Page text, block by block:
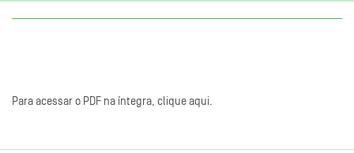
Para acessar o PDF na íntegra, clique aqui.